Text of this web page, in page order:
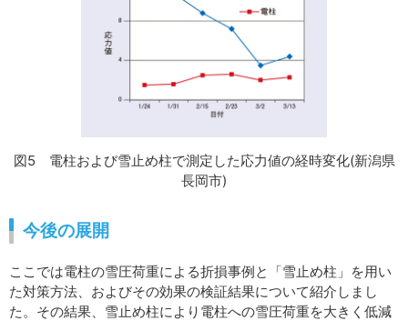
図5 電柱および雪止め柱で測定した応力値の経時変化(新潟県
長岡市)
今後の展開
ここでは電柱の雪圧荷重による折損事例と「雪止め柱」を用い
た対策方法、およびその効果の検証結果について紹介しまし
た。その結果、雪止め柱により電柱への雪圧荷重を大きく低減